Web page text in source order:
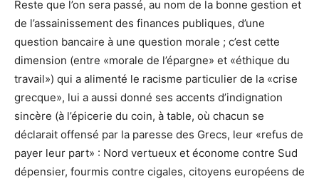
Reste que l’on sera passé, au nom de la bonne gestion et
de l’assainissement des finances publiques, d’une
question bancaire à une question morale ; c’est cette
dimension (entre «morale de l’épargne» et «éthique du
travail») qui a alimenté le racisme particulier de la «crise
grecque», lui a aussi donné ses accents d’indignation
sincère (à l’épicerie du coin, à table, où chacun se
déclarait offensé par la paresse des Grecs, leur «refus de
payer leur part» : Nord vertueux et économe contre Sud
dépensier, fourmis contre cigales, citoyens européens de